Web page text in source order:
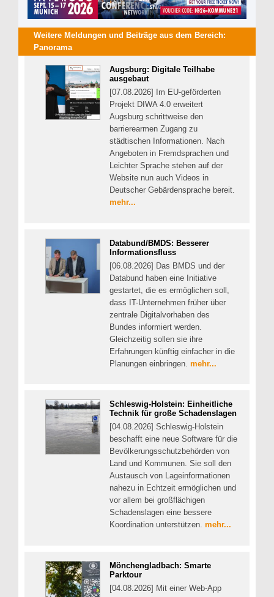
Weitere Meldungen und Beiträge aus dem Bereich:
Panorama
Augsburg: Digitale Teilhabe
ausgebaut
[07.08.2026] Im EU-geförderten
Projekt DIWA 4.0 erweitert
Augsburg schrittweise den
barrierearmen Zugang zu
städtischen Informationen. Nach
Angeboten in Fremdsprachen und
Leichter Sprache stehen auf der
Website nun auch Videos in
Deutscher Gebärdensprache bereit.
mehr...
Databund/BMDS: Besserer
Informationsfluss
[06.08.2026] Das BMDS und der
Databund haben eine Initiative
gestartet, die es ermöglichen soll,
dass IT-Unternehmen früher über
zentrale Digitalvorhaben des
Bundes informiert werden.
Gleichzeitig sollen sie ihre
Erfahrungen künftig einfacher in die
Planungen einbringen. mehr...
Schleswig-Holstein: Einheitliche
Technik für große Schadenslagen
[04.08.2026] Schleswig-Holstein
beschafft eine neue Software für die
Bevölkerungsschutzbehörden von
Land und Kommunen. Sie soll den
Austausch von Lageinformationen
nahezu in Echtzeit ermöglichen und
vor allem bei großflächigen
Schadenslagen eine bessere
Koordination unterstützen. mehr...
Mönchengladbach: Smarte
Parktour
[04.08.2026] Mit einer Web-App